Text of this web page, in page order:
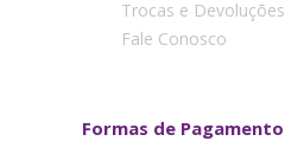
Trocas e Devoluções
Fale Conosco
Formas de Pagamento